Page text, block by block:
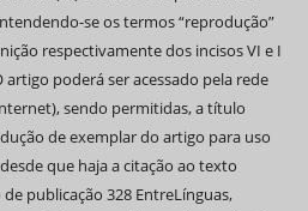
se os termos “reprodução”
respectivamente dos incisos VI e I
artigo poderá ser acessado pela rede
sendo permitidas, a título
de exemplar do artigo para uso
que haja a citação ao texto
publicação 328 EntreLínguas,